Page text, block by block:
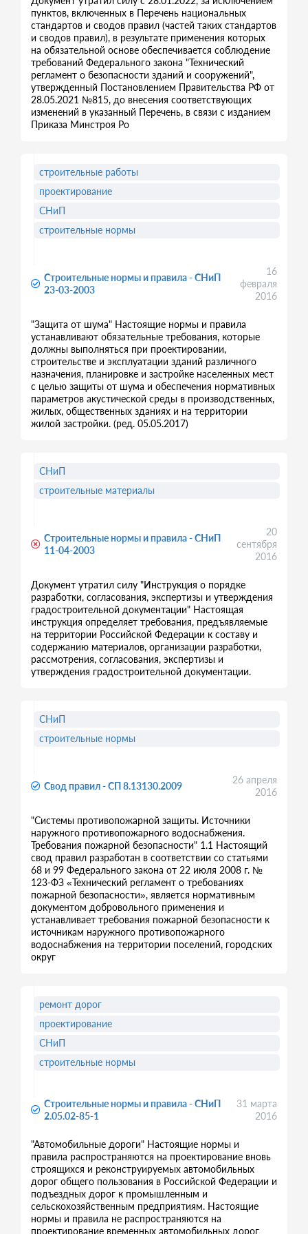
пунктов, включенных в Перечень национальных
стандартов и сводов правил (частей таких стандартов
и сводов правил), в результате применения которых
на обязательной основе обеспечивается соблюдение
требований Федерального закона "Технический
регламент о безопасности зданий и сооружений",
утвержденный Постановлением Правительства РФ от
28.05.2021 №815, до внесения соответствующих
изменений в указанный Перечень, в связи с изданием
Приказа Минстроя Ро
Строительные нормы и правила - СНиП
23-03-2003
16
февраля
2016
"Защита от шума" Настоящие нормы и правила
устанавливают обязательные требования, которые
должны выполняться при проектировании,
строительстве и эксплуатации зданий различного
назначения, планировке и застройке населенных мест
с целью защиты от шума и обеспечения нормативных
параметров акустической среды в производственных,
жилых, общественных зданиях и на территории
жилой застройки. (ред. 05.05.2017)
строительные работы
проектирование
СНиП
строительные нормы
Строительные нормы и правила - СНиП
11-04-2003
20
сентября
2016
Документ утратил силу "Инструкция о порядке
разработки, согласования, экспертизы и утверждения
градостроительной документации" Настоящая
инструкция определяет требования, предъявляемые
на территории Российской Федерации к составу и
содержанию материалов, организации разработки,
рассмотрения, согласования, экспертизы и
утверждения градостроительной документации.
СНиП
строительные материалы
Свод правил - СП 8.13130.2009
26 апреля
2016
"Системы противопожарной защиты. Источники
наружного противопожарного водоснабжения.
Требования пожарной безопасности" 1.1 Настоящий
свод правил разработан в соответствии со статьями
68 и 99 Федерального закона от 22 июля 2008 г. №
123-ФЗ «Технический регламент о требованиях
пожарной безопасности», является нормативным
документом добровольного применения и
устанавливает требования пожарной безопасности к
источникам наружного противопожарного
водоснабжения на территории поселений, городских
округ
СНиП
строительные нормы
Строительные нормы и правила - СНиП
2.05.02-85-1
31 марта
2016
"Автомобильные дороги" Настоящие нормы и
правила распространяются на проектирование вновь
строящихся и реконструируемых автомобильных
дорог общего пользования в Российской Федерации и
подъездных дорог к промышленным и
сельскохозяйственным предприятиям. Настоящие
нормы и правила не распространяются на
проектирование временных автомобильных дорог
ремонт дорог
проектирование
СНиП
строительные нормы